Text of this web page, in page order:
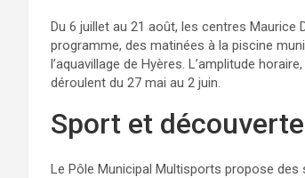
Du 6 juillet au 21 août, les centres Maurice
programme, des matinées à la piscine
l’aquavillage de Hyères. L’amplitude
déroulent du 27 mai au 2 juin.
Sport et
Le Pôle Municipal Multisports propose